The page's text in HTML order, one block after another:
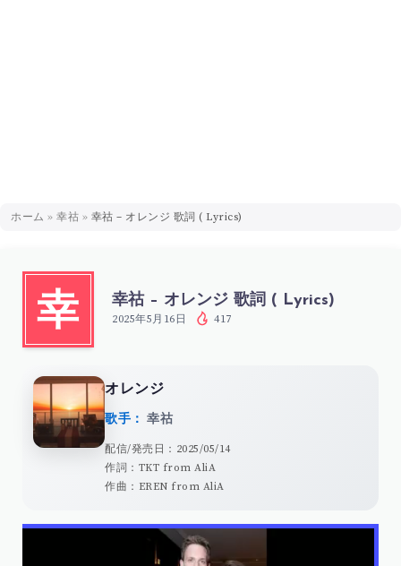
ホーム » 幸祜 » 幸祜 – オレンジ 歌詞 ( Lyrics)
幸 幸祜 – オレンジ 歌詞 ( Lyrics)
2025年5月16日 417
オレンジ
歌手： 幸祜
配信/発売日：2025/05/14
作詞：TKT from AliA
作曲：EREN from AliA